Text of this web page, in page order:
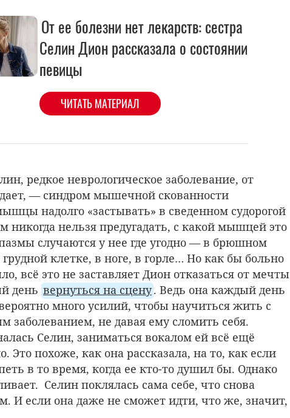
От ее болезни нет лекарств: сестра
Селин Дион рассказала о состоянии
певицы
ЧИТАТЬ МАТЕРИАЛ
редкое неврологическое заболевание, от
— синдром мышечной скованности
надолго «застывать» в сведенном судорогой
никогда нельзя предугадать, с какой мышцей это
случаются у нее где угодно — в брюшном
клетке, в ноге, в горле… Но как бы больно
всё это не заставляет Дион отказаться от мечты
день вернуться на сцену. Ведь она каждый день
много усилий, чтобы научиться жить с
заболеванием, не давая ему сломить себя.
Селин, заниматься вокалом ей всё ещё
Это похоже, как она рассказала, на то, как если
в то время, когда ее кто-то душил бы. Однако
Селин поклялась сама себе, что снова
И если она даже не сможет идти, что же, значит,